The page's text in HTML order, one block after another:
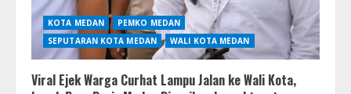
KOTA MEDAN
PEMKO MEDAN
SEPUTARAN KOTA MEDAN
WALI KOTA MEDAN
Viral Ejek Warga Curhat Lampu Jalan ke Wali Kota,